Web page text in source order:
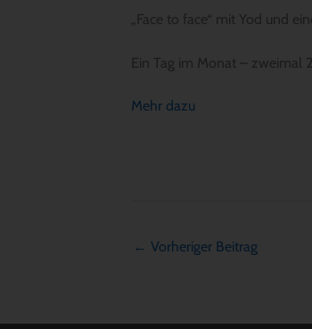
„Face to face“ mit Yod und
Ein Tag im Monat – zweimal
Mehr dazu
← Vorheriger Beitrag